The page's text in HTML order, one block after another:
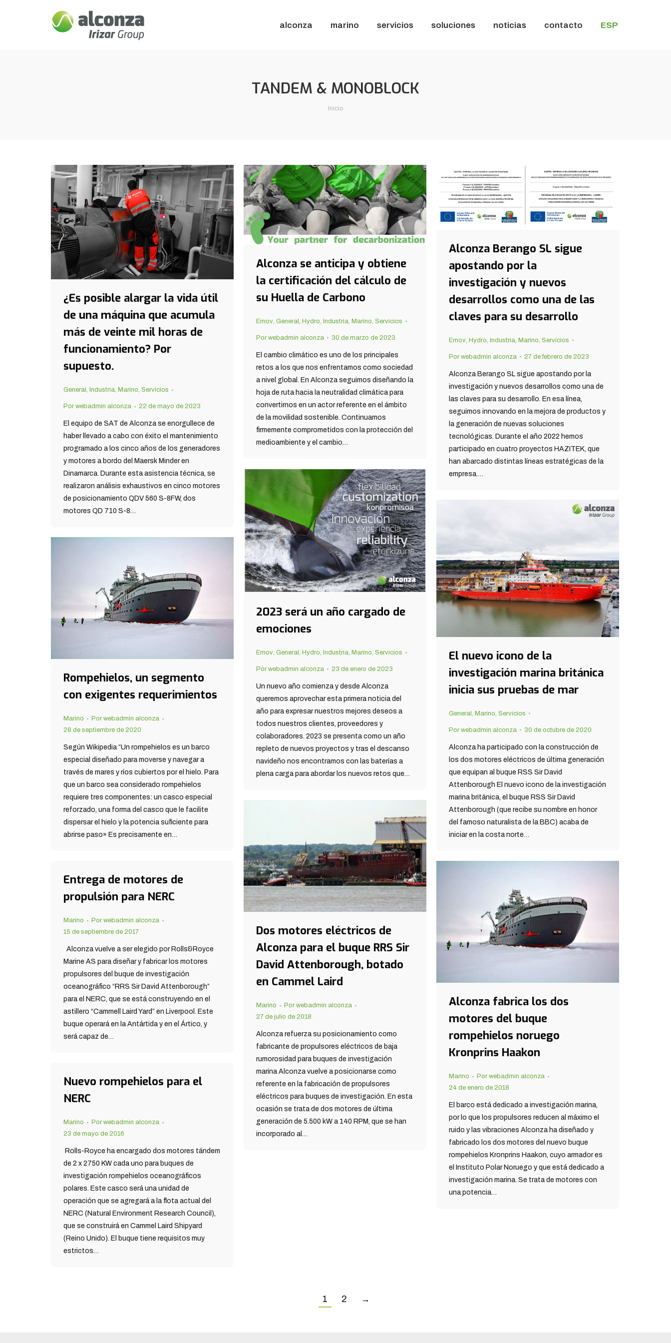
alconza marino servicios soluciones noticias contacto ESP
TANDEM & MONOBLOCK
Estás aquí:
Inicio
¿Es posible alargar la vida útil
de una máquina que acumula
más de veinte mil horas de
funcionamiento? Por
supuesto.
General , Industria, Marino, Servicios
Por webadmin alconza 22 de mayo de 2023
El equipo de SAT de Alconza se enorgullece de
haber llevado a cabo con éxito el mantenimiento
programado a los cinco años de los generadores
y motores a bordo del Maersk Minder en
Dinamarca. Durante esta asistencia técnica, se
realizaron análisis exhaustivos en cinco motores
de posicionamiento QDV 560 S-8FW, dos
motores QD 710 S-8…
Alconza se anticipa y obtiene
la certificación del cálculo de
su Huella de Carbono
Emov, General , Hydro, Industria, Marino, Servicios
Por webadmin alconza 30 de marzo de 2023
El cambio climático es uno de los principales
retos a los que nos enfrentamos como sociedad
a nivel global. En Alconza seguimos diseñando la
hoja de ruta hacia la neutralidad climática para
convertirnos en un actor referente en el ámbito
de la movilidad sostenible. Continuamos
firmemente comprometidos con la protección del
medioambiente y el cambio…
Alconza Berango SL sigue
apostando por la
investigación y nuevos
desarrollos como una de las
claves para su desarrollo
Emov, Hydro, Industria, Marino, Servicios
Por webadmin alconza 27 de febrero de 2023
Alconza Berango SL sigue apostando por la
investigación y nuevos desarrollos como una de
las claves para su desarrollo. En esa línea,
seguimos innovando en la mejora de productos y
la generación de nuevas soluciones
tecnológicas. Durante el año 2022 hemos
participado en cuatro proyectos HAZITEK, que
han abarcado distintas líneas estratégicas de la
empresa.…
2023 será un año cargado de
emociones
Emov General Hydro Industria Marino Servicios
Por webadmin alconza 23 de enero de 2023
Un nuevo año comienza y desde Alconza
queremos aprovechar esta primera noticia del
año para expresar nuestros mejores deseos a
todos nuestros clientes, proveedores y
colaboradores. 2023 se presenta como un año
repleto de nuevos proyectos y tras el descanso
navideño nos encontramos con las baterías a
plena carga para abordar los nuevos retos que…
El nuevo icono de la
investigación marina británica
inicia sus pruebas de mar
General Marino Servicios
Por webadmin alconza 30 de octubre de 2020
Alconza ha participado con la construcción de
los dos motores eléctricos de última generación
que equipan al buque RSS Sir David
Attenborough El nuevo icono de la investigación
marina británica, el buque RSS Sir David
Attenborough (que recibe su nombre en honor
del famoso naturalista de la BBC) acaba de
iniciar en la costa norte…
Rompehielos, un segmento
con exigentes requerimientos
Marino Por webadmin alconza
28 de septiembre de 2020
Según Wikipedia “Un rompehielos es un barco
especial diseñado para moverse y navegar a
través de mares y ríos cubiertos por el hielo. Para
que un barco sea considerado rompehielos
requiere tres componentes: un casco especial
reforzado, una forma del casco que le facilite
dispersar el hielo y la potencia suficiente para
abrirse paso» Es precisamente en…
Dos motores eléctricos de
Alconza para el buque RRS Sir
David Attenborough, botado
en Cammel Laird
Marino Por webadmin alconza
27 de julio de 2018
Alconza refuerza su posicionamiento como
fabricante de propulsores eléctricos de baja
rumorosidad para buques de investigación
marina Alconza vuelve a posicionarse como
referente en la fabricación de propulsores
eléctricos para buques de investigación. En esta
ocasión se trata de dos motores de última
generación de 5.500 kW a 140 RPM, que se han
incorporado al…
Alconza fabrica los dos
motores del buque
rompehielos noruego
Kronprins Haakon
Marino Por webadmin alconza
24 de enero de 2018
El barco está dedicado a investigación marina,
por lo que los propulsores reducen al máximo el
ruido y las vibraciones Alconza ha diseñado y
fabricado los dos motores del nuevo buque
rompehielos Kronprins Haakon, cuyo armador es
el Instituto Polar Noruego y que está dedicado a
investigación marina. Se trata de motores con
una potencia…
Entrega de motores de
propulsión para NERC
Marino Por webadmin alconza
15 de septiembre de 2017
Alconza vuelve a ser elegido por Rolls&Royce
Marine AS para diseñar y fabricar los motores
propulsores del buque de investigación
oceanográfico “RRS Sir David Attenborough”
para el NERC, que se está construyendo en el
astillero “Cammell Laird Yard” en Liverpool. Este
buque operará en la Antártida y en el Ártico, y
será capaz de…
Nuevo rompehielos para el
NERC
Marino Por webadmin alconza
23 de mayo de 2016
Rolls-Royce ha encargado dos motores tándem
de 2 x 2750 KW cada uno para buques de
investigación rompehielos oceanográficos
polares. Este casco será una unidad de
operación que se agregará a la flota actual del
NERC (Natural Environment Research Council),
que se construirá en Cammel Laird Shipyard
(Reino Unido). El buque tiene requisitos muy
estrictos…
1 2 →